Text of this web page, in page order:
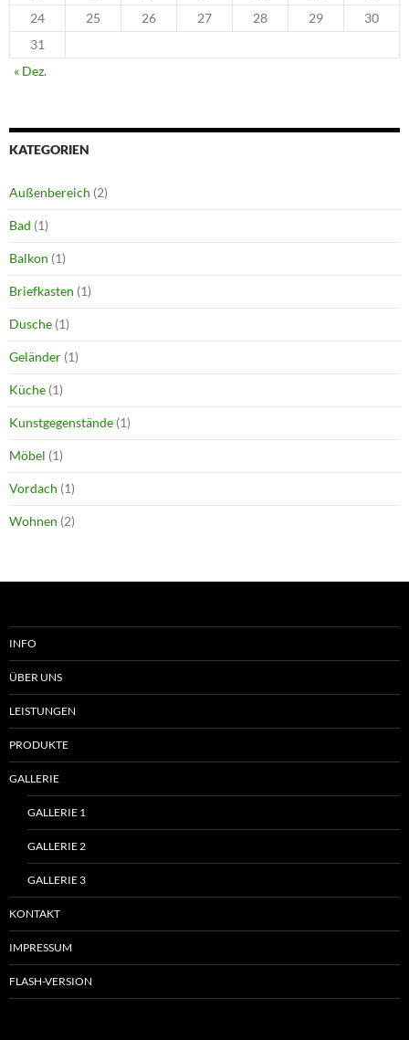
24
25 26 27 28 29
30
31
« Dez.
KATEGORIEN
Außenbereich (2)
Bad (1)
Balkon (1)
Briefkasten (1)
Dusche (1)
Geländer (1)
Küche (1)
Kunstgegenstände (1)
Möbel (1)
Vordach (1)
Wohnen (2)
INFO
ÜBER UNS
LEISTUNGEN
PRODUKTE
GALLERIE
GALLERIE 1
GALLERIE 2
GALLERIE 3
KONTAKT
IMPRESSUM
FLASH-VERSION